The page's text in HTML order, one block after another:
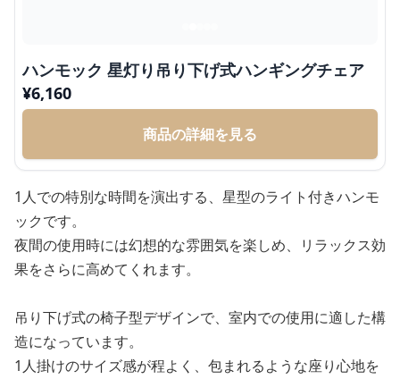
ハンモック 星灯り吊り下げ式ハンギングチェア
¥6,160
商品の詳細を見る
1人での特別な時間を演出する、星型のライト付きハンモ
ックです。
夜間の使用時には幻想的な雰囲気を楽しめ、リラックス効
果をさらに高めてくれます。
吊り下げ式の椅子型デザインで、室内での使用に適した構
造になっています。
1人掛けのサイズ感が程よく、包まれるような座り心地を